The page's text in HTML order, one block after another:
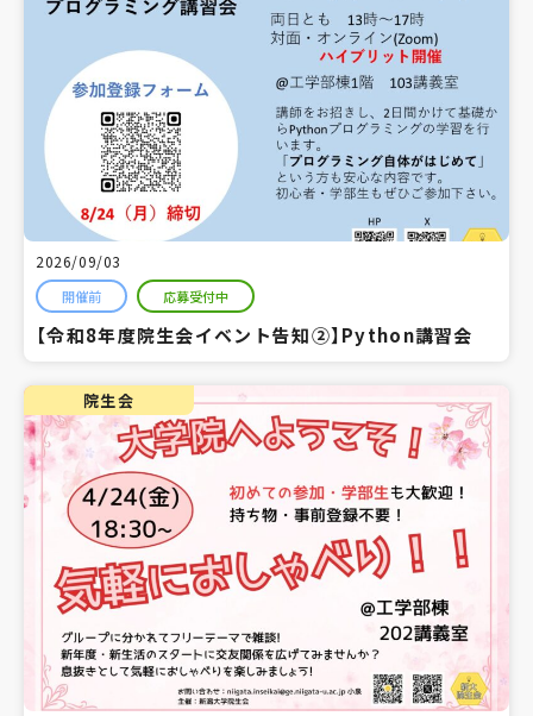
2026/09/03
開催前 応募受付中
【令和8年度院生会イベント告知②】Python講習会
院生会